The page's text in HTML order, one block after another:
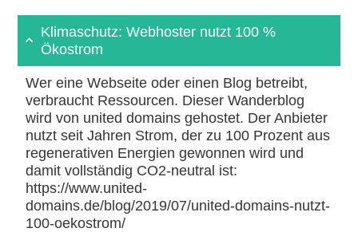
Klimaschutz: Webhoster nutzt 100 %
Ökostrom
Wer eine Webseite oder einen Blog betreibt,
verbraucht Ressourcen. Dieser Wanderblog
wird von united domains gehostet. Der Anbieter
nutzt seit Jahren Strom, der zu 100 Prozent aus
regenerativen Energien gewonnen wird und
damit vollständig CO2-neutral ist:
https://www.united-
domains.de/blog/2019/07/united-domains-nutzt-
100-oekostrom/